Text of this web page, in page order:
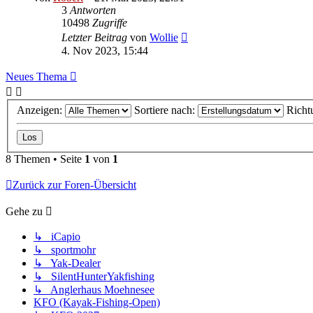
3 Antworten
10498 Zugriffe
Letzter Beitrag von Wollie
4. Nov 2023, 15:44
Neues Thema
Anzeigen: Sortiere nach:
8 Themen • Seite 1 von 1
Zurück zur Foren-Übersicht
Gehe zu
↳ iCapio
↳ sportmohr
↳ Yak-Dealer
↳ SilentHunterYakfishing
↳ Anglerhaus Moehnesee
KFO (Kayak-Fishing-Open)